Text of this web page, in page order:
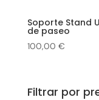
Soporte Stand
de paseo
100,00 €
Filtrar por